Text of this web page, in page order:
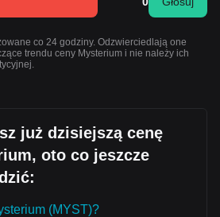
co 24 godziny. Odzwierciedlają one
trendu ceny Mysterium i nie należy ich
już dzisiejszą cenę
oto co jeszcze
(MYST)?